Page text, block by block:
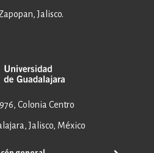
Jalisco.
Colonia Centro
Jalisco, México